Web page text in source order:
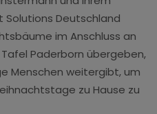
Solutions Deutschland
im Anschluss an
Paderborn übergeben,
Menschen weitergibt, um
zu Hause zu